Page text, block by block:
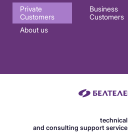
Основная
навигация
Private
Customers
Business
Customers
About us
technical
and consulting support service